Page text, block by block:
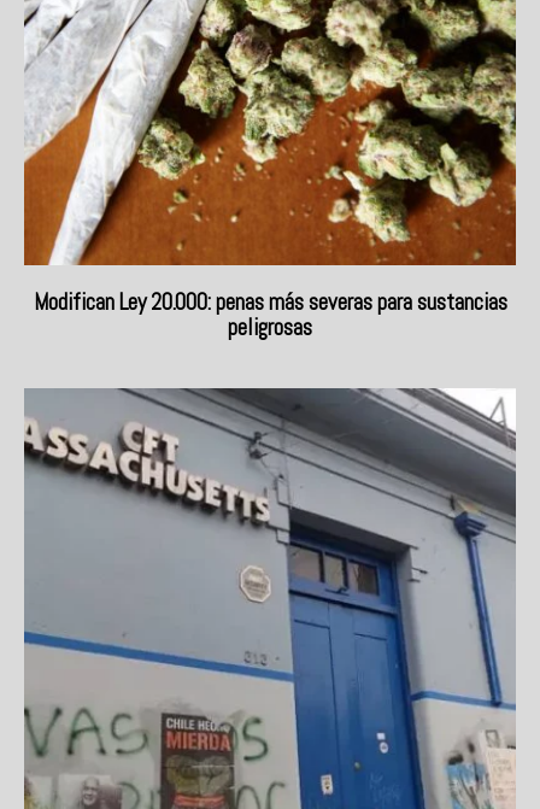
Modifican Ley 20.000: penas más severas para sustancias
peligrosas